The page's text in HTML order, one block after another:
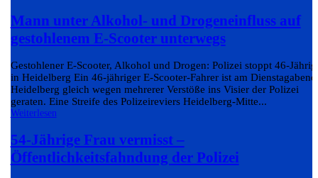
Mann unter Alkohol- und Drogeneinfluss auf
gestohlenem E-Scooter unterwegs
Gestohlener E-Scooter, Alkohol und Drogen: Polizei stoppt 46-
in Heidelberg Ein 46-jähriger E-Scooter-Fahrer ist am
Heidelberg gleich wegen mehrerer Verstöße ins Visier der Polizei
geraten. Eine Streife des Polizeireviers Heidelberg-Mitte...
Weiterlesen
54-Jährige Frau vermisst –
Öffentlichkeitsfahndung der Polizei